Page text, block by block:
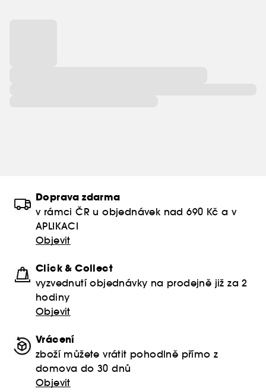
Doprava zdarma
v rámci ČR u objednávek nad 690 Kč a v
APLIKACI
Objevit
Click & Collect
vyzvednutí objednávky na prodejně již za 2
hodiny
Objevit
Vrácení
zboží můžete vrátit pohodlně přímo z
domova do 30 dnů
Objevit